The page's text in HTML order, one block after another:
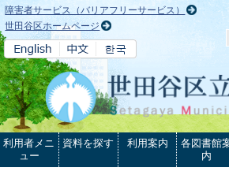
本文へ
障害者サービス（バリアフリーサービス）
世田谷区ホームページ
利用者メニ
ュー
資料を探す 利用案内
各図書館
内